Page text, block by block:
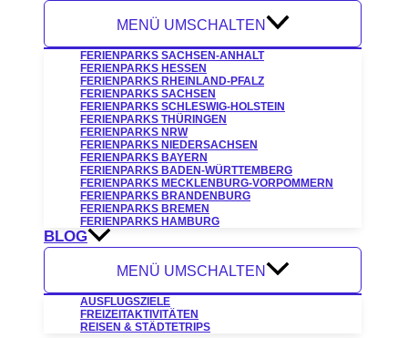
MENÜ UMSCHALTEN
FERIENPARKS SACHSEN-ANHALT
FERIENPARKS HESSEN
FERIENPARKS RHEINLAND-PFALZ
FERIENPARKS SACHSEN
FERIENPARKS SCHLESWIG-HOLSTEIN
FERIENPARKS THÜRINGEN
FERIENPARKS NRW
FERIENPARKS NIEDERSACHSEN
FERIENPARKS BAYERN
FERIENPARKS BADEN-WÜRTTEMBERG
FERIENPARKS MECKLENBURG-VORPOMMERN
FERIENPARKS BRANDENBURG
FERIENPARKS BREMEN
FERIENPARKS HAMBURG
BLOG
MENÜ UMSCHALTEN
AUSFLUGSZIELE
FREIZEITAKTIVITÄTEN
REISEN & STÄDTETRIPS